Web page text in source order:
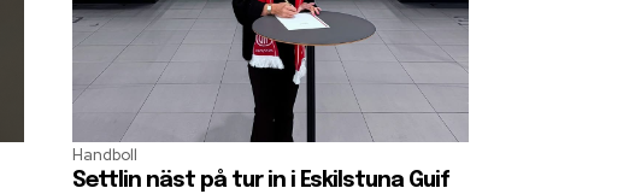
Handboll
Settlin näst på tur in i Eskilstuna Guif